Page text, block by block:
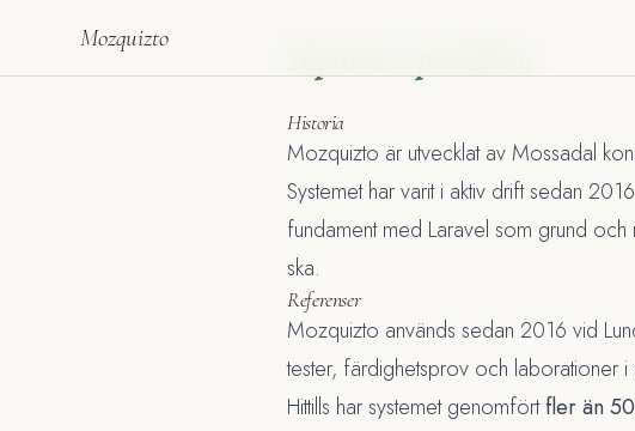
Mozquizto
Historia
Mozquizto är utvecklat av Mossadal
Systemet har varit i aktiv drift sedan
fundament med Laravel som grund
ska.
Referenser
Mozquizto används sedan 2016 vid
tester, färdighetsprov och laborationer i
Hittills har systemet genomförtfler än